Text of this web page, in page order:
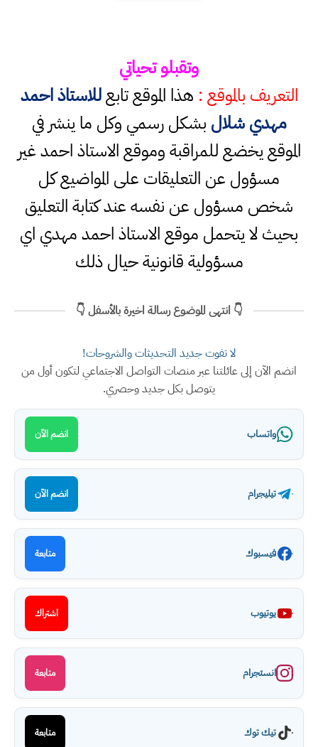
وتقبلو تحياتي
التعريف بالموقع : هذا الموقع تابعللاستاذ احمد
مهدي شلال بشكل رسمي وكل ما ينشر في
الموقع يخضع للمراقبة وموقع الاستاذ احمد غير
مسؤول عن التعليقات على المواضيع كل
شخص مسؤول عن نفسه عند كتابة التعليق
بحيث لا يتحمل موقع الاستاذ احمد مهدي اي
مسؤولية قانونية حيال ذلك
👇 انتهى الموضوع رسالة اخيرة بالأسفل 👇
لا تفوت جديد التحديثات والشروحات!
انضم الآن إلى عائلتنا عبر منصات التواصل الاجتماعي لتكون أول من
يتوصل بكل جديد وحصري.
واتساب انضم الآن
تيليجرام انضم الآن
فيسبوك متابعة
يوتيوب اشتراك
انستجرام متابعة
تيك توك متابعة